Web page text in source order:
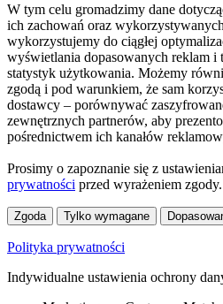
W tym celu gromadzimy dane
ich zachowań oraz
wykorzystujemy do ciągłej
wyświetlania dopasowanych reklam i
statystyk użytkowania. Możemy
zgodą i pod warunkiem, że sam
dostawcy – porównywać
zewnętrznych partnerów, aby
pośrednictwem ich kanałów
Prosimy o zapoznanie się z
prywatności przed wyrażeniem zgody.
Zgoda Tylko wymagane
Polityka prywatności
Indywidualne ustawienia ochrony